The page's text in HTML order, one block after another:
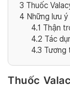
3 Thuốc
4 Những lưu
4.1 Thận
4.2 Tác
4.3 Tương
Thuốc